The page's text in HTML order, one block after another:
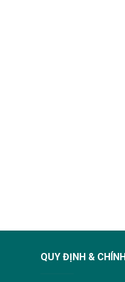
QUY ĐỊNH &